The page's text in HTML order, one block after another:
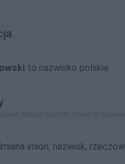
to nazwisko polskie
zasady pisowni (nowe
imion, nazwisk,